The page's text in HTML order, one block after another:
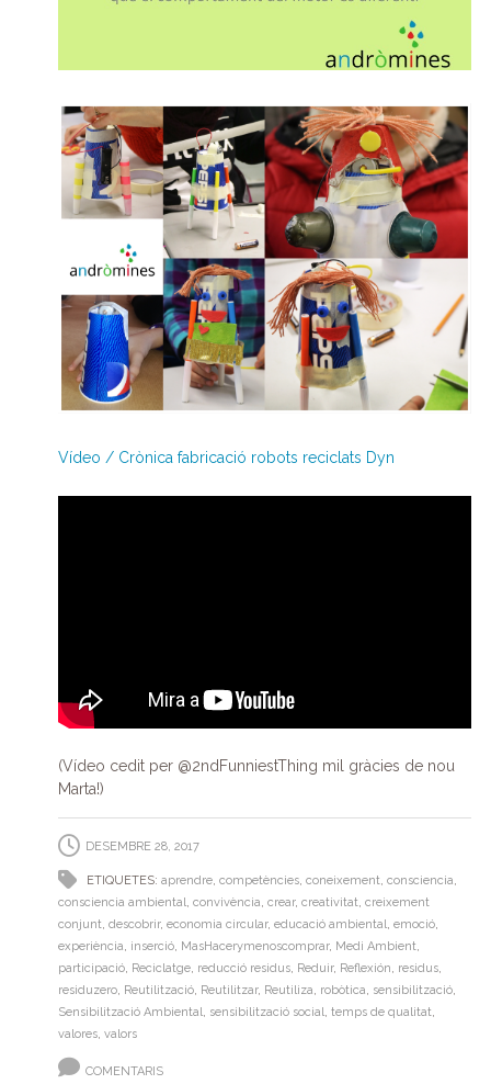
Vídeo / Crònica fabricació robots reciclats Dyn
(Vídeo cedit per @2ndFunniestThing mil gràcies de nou
Marta!)
DESEMBRE 28, 2017
ETIQUETES: aprendre, competències, coneixement, consciencia,
consciencia ambiental, convivència, crear, creativitat, creixement
conjunt, descobrir, economia circular, educació ambiental, emoció,
experiència, inserció, MasHacerymenoscomprar, Medi Ambient,
participació, Reciclatge, reducció residus, Reduir, Reflexión, residus,
residuzero, Reutilització, Reutilitzar, Reutiliza, robòtica, sensibilització,
Sensibilització Ambiental, sensibilització social, temps de qualitat,
valores, valors
COMENTARIS